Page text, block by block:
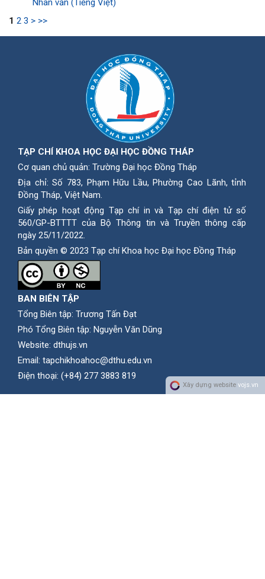
Nhân văn (Tiếng Việt)
1 2 3 > >>
TẠP CHÍ KHOA HỌC ĐẠI HỌC ĐỒNG THÁP
Cơ quan chủ quản: Trường Đại học Đồng Tháp
Địa chỉ: Số 783, Phạm Hữu Lầu, Phường Cao Lãnh, tỉnh
Ðồng Tháp, Việt Nam.
Giấy phép hoạt động Tạp chí in và Tạp chí điện tử số
560/GP-BTTTT của Bộ Thông tin và Truyền thông cấp
ngày 25/11/2022.
Bản quyền © 2023 Tạp chí Khoa học Đại học Đồng Tháp
BAN BIÊN TẬP
Tổng Biên tập: Trương Tấn Đạt
Phó Tổng Biên tập: Nguyễn Văn Dũng
Website: dthujs.vn
Email: tapchikhoahoc@dthu.edu.vn
Ðiện thoại: (+84) 277 3883 819